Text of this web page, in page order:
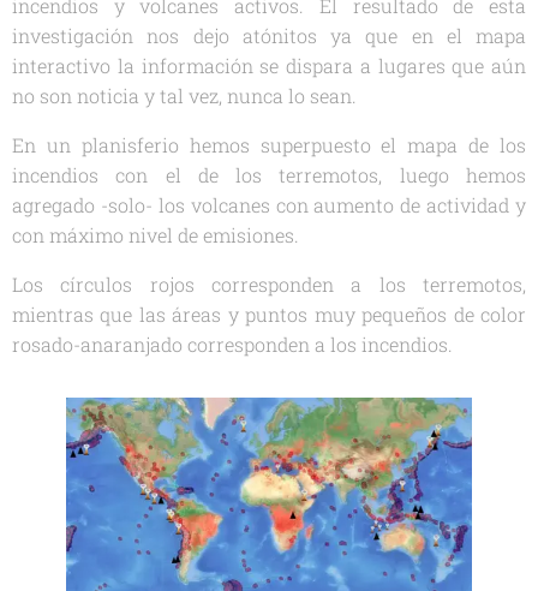
incendios y volcanes activos. El resultado de esta
investigación nos dejo atónitos ya que en el mapa
interactivo la información se dispara a lugares que aún
no son noticia y tal vez, nunca lo sean.
En un planisferio hemos superpuesto el mapa de los
incendios con el de los terremotos, luego hemos
agregado -solo- los volcanes con aumento de actividad y
con máximo nivel de emisiones.
Los círculos rojos corresponden a los terremotos,
mientras que las áreas y puntos muy pequeños de color
rosado-anaranjado corresponden a los incendios.